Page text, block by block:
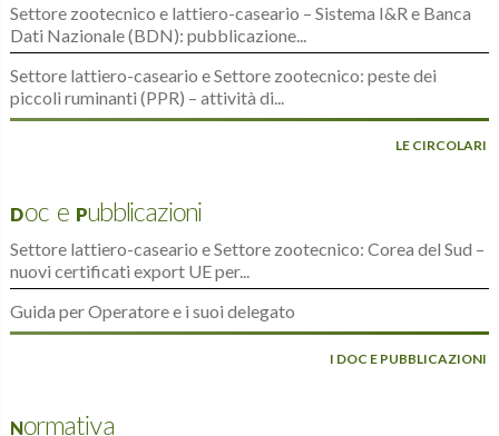
Settore zootecnico e lattiero-caseario – Sistema I&R e Banca
Dati Nazionale (BDN): pubblicazione...
Settore lattiero-caseario e Settore zootecnico: peste dei
piccoli ruminanti (PPR) – attività di...
LE CIRCOLARI
Doc e Pubblicazioni
Settore lattiero-caseario e Settore zootecnico: Corea del Sud –
nuovi certificati export UE per...
Guida per Operatore e i suoi delegato
I DOC E PUBBLICAZIONI
Normativa